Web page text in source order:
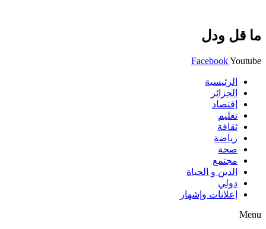
ما قل ودل
FacebookYoutube
الرئيسية
الجزائر
إقتصاد
تعليم
ثقافة
رياضة
صحة
مجتمع
الدين و الحياة
دولي
إعلانات وإشهار
Menu